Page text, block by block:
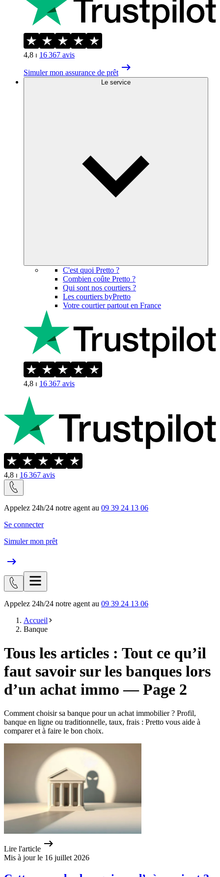
4,8 ⏐ 16 367 avis
Simuler mon assurance de prêt
Le service
C'est quoi Pretto ?
Combien coûte Pretto ?
Qui sont nos courtiers ?
Les courtiers byPretto
Votre courtier partout en France
4,8 ⏐ 16 367 avis
4,8 ⏐ 16 367 avis
Appelez 24h/24 notre agent au 09 39 24 13 06
Se connecter
Simuler mon prêt
Appelez 24h/24 notre agent au 09 39 24 13 06
Accueil
Banque
Tous les articles : Tout ce qu’il
faut savoir sur les banques lors
d’un achat immo — Page 2
Comment choisir sa banque pour un achat immobilier ? Profil,
banque en ligne ou traditionnelle, taux, frais : Pretto vous aide à
comparer et à faire le bon choix.
Lire l'article
Mis à jour le 16 juillet 2026